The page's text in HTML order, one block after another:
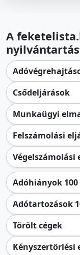
A
Csődeljárások
Munkaügyi
Felszámolási
Végelszámolási
Adóhiányok
Adótartozások
Törölt cégek
Kényszertörlési